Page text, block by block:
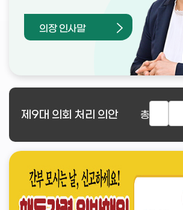
의장 인사말
제9대 의회 처리 의안 총